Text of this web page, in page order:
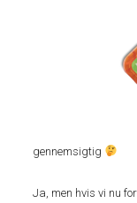
gennemsigtig
Ja, men hvis vi nu